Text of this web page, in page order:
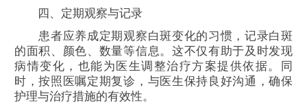
四、定期观察与记录
患者应养成定期观察白斑变化的习惯，记录白斑
的面积、颜色、数量等信息。这不仅有助于及时发现
病情变化，也能为医生调整治疗方案提供依据。同
时，按照医嘱定期复诊，与医生保持良好沟通，确保
护理与治疗措施的有效性。